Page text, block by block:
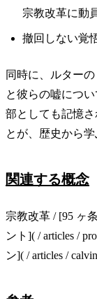
宗教改革に動
撤回しない覚
同時に、ルター
と彼らの嘘につ
部としても記憶
とが、歴史から学
関連する概念
宗教改革 / [95 ヶ
ント]( / articles /
ン]( / articles /